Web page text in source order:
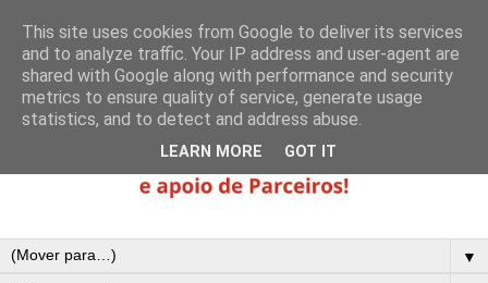
▼
This site uses cookies from Google to deliver its services
and to analyze traffic. Your IP address and user-agent are
shared with Google along with performance and security
metrics to ensure quality of service, generate usage
statistics, and to detect and address abuse.
LEARN MORE GOT IT